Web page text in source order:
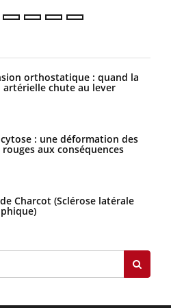
orthostatique : quand la
artérielle chute au lever
: une déformation des
aux conséquences
Charcot (Sclérose latérale